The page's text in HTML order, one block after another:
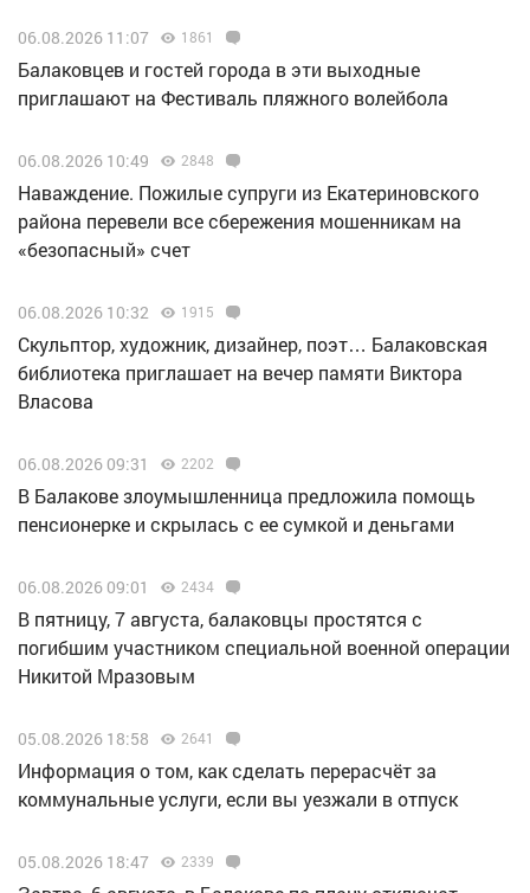
06.08.2026 11:07 1861
Балаковцев и гостей города в эти выходные
приглашают на Фестиваль пляжного волейбола
06.08.2026 10:49 2848
Наваждение. Пожилые супруги из Екатериновского
района перевели все сбережения мошенникам на
«безопасный» счет
06.08.2026 10:32 1915
Скульптор, художник, дизайнер, поэт… Балаковская
библиотека приглашает на вечер памяти Виктора
Власова
06.08.2026 09:31 2202
В Балакове злоумышленница предложила помощь
пенсионерке и скрылась с ее сумкой и деньгами
06.08.2026 09:01 2434
В пятницу, 7 августа, балаковцы простятся с
погибшим участником специальной военной операции
Никитой Мразовым
05.08.2026 18:58 2641
Информация о том, как сделать перерасчёт за
коммунальные услуги, если вы уезжали в отпуск
05.08.2026 18:47 2339